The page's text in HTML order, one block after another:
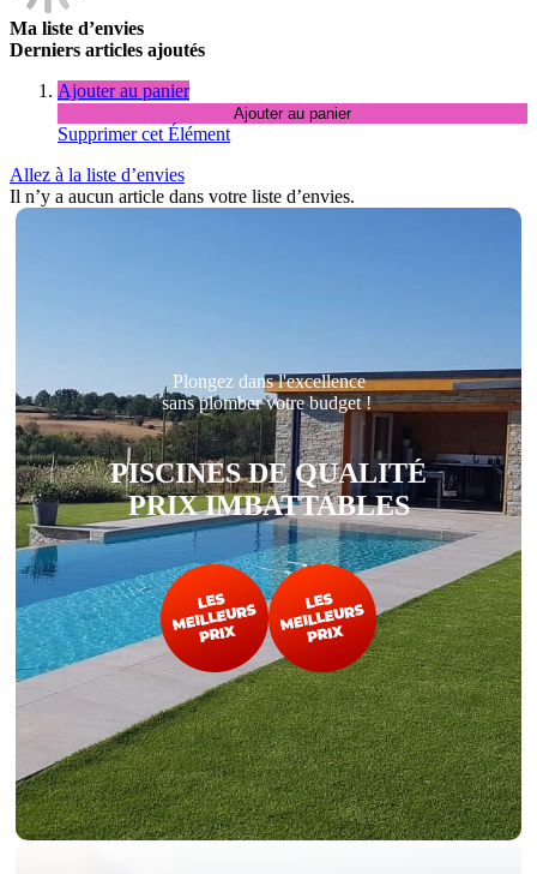
Ma liste d’envies
Derniers articles ajoutés
Ajouter au panier
Ajouter au panier
Supprimer cet Élément
Allez à la liste d’envies
Il n’y a aucun article dans votre liste d’envies.
Plongez dans l'excellence
sans plomber votre budget !
PISCINES DE QUALITÉ
PRIX IMBATTABLES